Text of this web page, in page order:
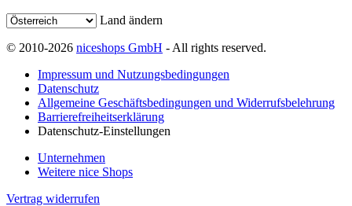
Land ändern
© 2010-2026 niceshops GmbH - All rights reserved.
Impressum und Nutzungsbedingungen
Datenschutz
Allgemeine Geschäftsbedingungen und Widerrufsbelehrung
Barrierefreiheitserklärung
Datenschutz-Einstellungen
Unternehmen
Weitere nice Shops
Vertrag widerrufen